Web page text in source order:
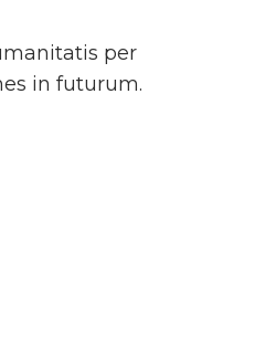
per
in futurum.